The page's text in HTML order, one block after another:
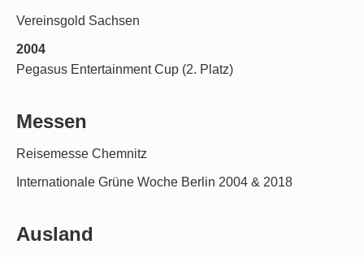
Vereinsgold Sachsen
2004
Pegasus Entertainment Cup (2. Platz)
Messen
Reisemesse Chemnitz
Internationale Grüne Woche Berlin 2004 & 2018
Ausland